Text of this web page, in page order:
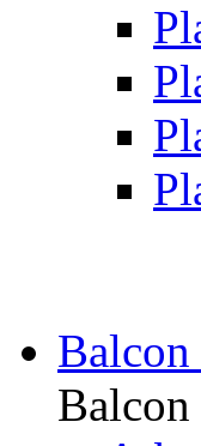
Balcon
Balcon